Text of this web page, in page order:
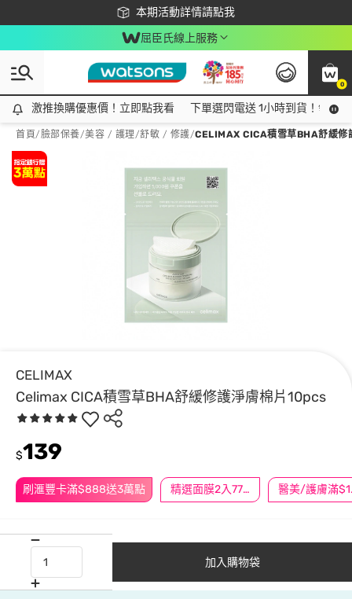
本期活動詳情請點我
下載app最高回饋$350
屈臣氏線上服務
0
激推換購優惠價！立即點我看
激推換購優惠價！立即點我看 下單選閃電送 1小時到貨！領神
首頁/臉部保養/美容 / 護理/舒敏 / 修護/CELIMAX CICA積雪草BHA舒緩修
CELIMAX
Celimax CICA積雪草BHA舒緩修護淨膚棉片10pcs
刷滙豐卡滿$888送3萬點 精選面膜2入77折/3入66折 醫
$139
加入購物袋